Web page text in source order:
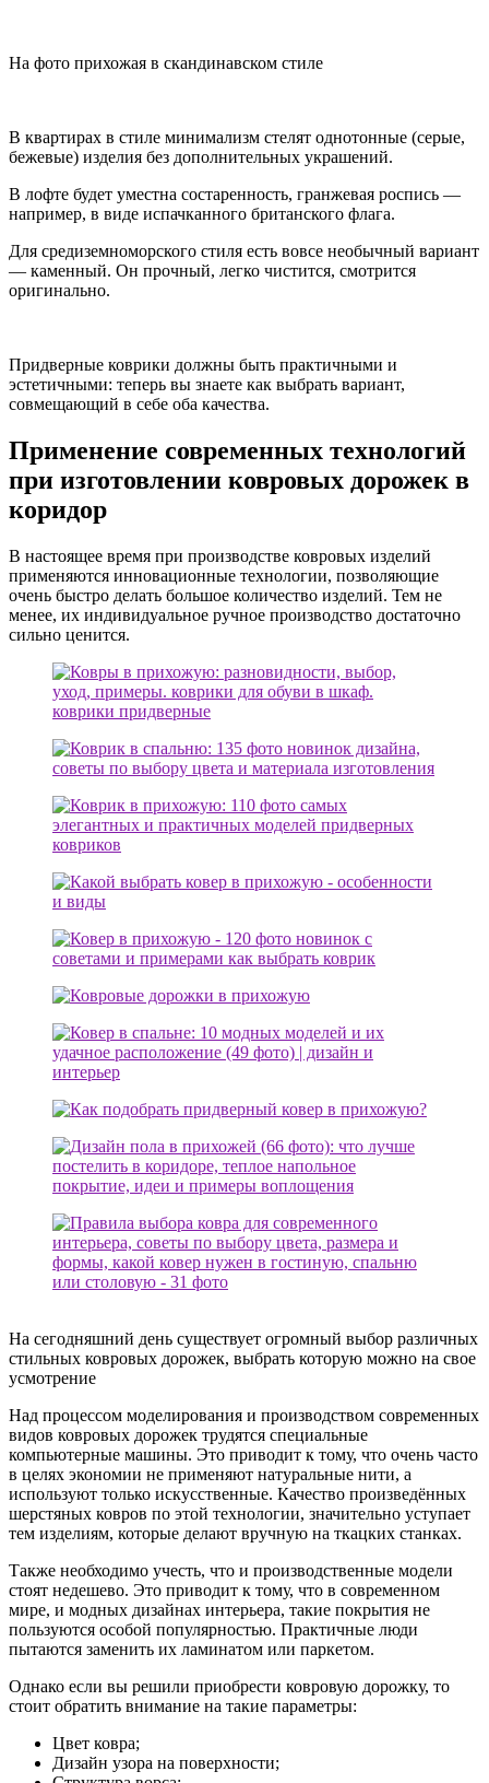
На фото прихожая в скандинавском стиле
В квартирах в стиле минимализм стелят однотонные (серые,
бежевые) изделия без дополнительных украшений.
В лофте будет уместна состаренность, гранжевая роспись —
например, в виде испачканного британского флага.
Для средиземноморского стиля есть вовсе необычный вариант
— каменный. Он прочный, легко чистится, смотрится
оригинально.
Придверные коврики должны быть практичными и
эстетичными: теперь вы знаете как выбрать вариант,
совмещающий в себе оба качества.
Применение современных технологий
при изготовлении ковровых дорожек в
коридор
В настоящее время при производстве ковровых изделий
применяются инновационные технологии, позволяющие
очень быстро делать большое количество изделий. Тем не
менее, их индивидуальное ручное производство достаточно
сильно ценится.
На сегодняшний день существует огромный выбор различных
стильных ковровых дорожек, выбрать которую можно на свое
усмотрение
Над процессом моделирования и производством современных
видов ковровых дорожек трудятся специальные
компьютерные машины. Это приводит к тому, что очень часто
в целях экономии не применяют натуральные нити, а
используют только искусственные. Качество произведённых
шерстяных ковров по этой технологии, значительно уступает
тем изделиям, которые делают вручную на ткацких станках.
Также необходимо учесть, что и производственные модели
стоят недешево. Это приводит к тому, что в современном
мире, и модных дизайнах интерьера, такие покрытия не
пользуются особой популярностью. Практичные люди
пытаются заменить их ламинатом или паркетом.
Однако если вы решили приобрести ковровую дорожку, то
стоит обратить внимание на такие параметры:
Цвет ковра;
Дизайн узора на поверхности;